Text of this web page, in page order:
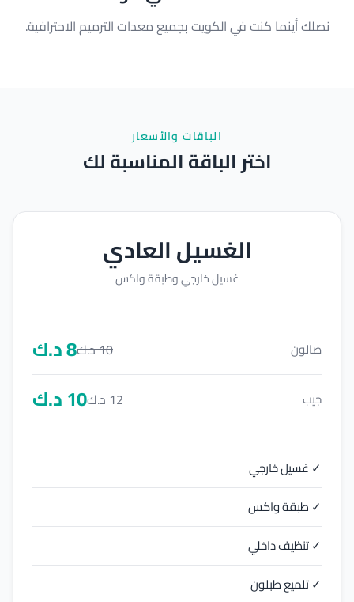
نصلك أينما كنت في الكويت بجميع معدات الترميم الاحترافية.
الباقات والأسعار
اختر الباقة المناسبة لك
الغسيل العادي
غسيل خارجي وطبقة واكس
صالون 10د.ك8د.ك
جيب 12د.ك10د.ك
✓ غسيل خارجي
✓ طبقة واكس
✓ تنظيف داخلي
✓ تلميع طبلون